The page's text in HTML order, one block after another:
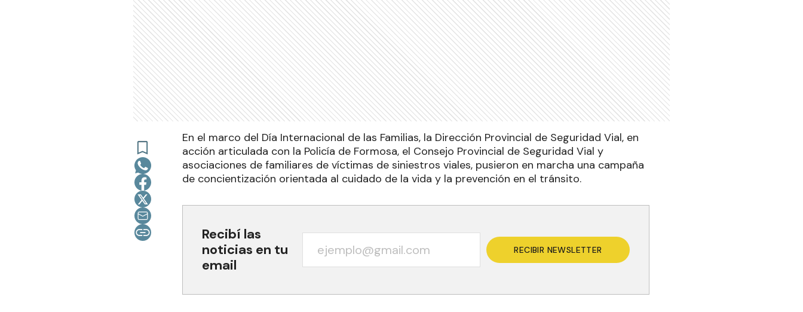
En el marco del Día Internacional de las Familias, la Dirección Provincial de Seguridad Vial, en
acción articulada con la Policía de Formosa, el Consejo Provincial de Seguridad Vial y
asociaciones de familiares de víctimas de siniestros viales, pusieron en marcha una campaña
de concientización orientada al cuidado de la vida y la prevención en el tránsito.
Recibí las
noticias en tu
email
RECIBIR NEWSLETTER